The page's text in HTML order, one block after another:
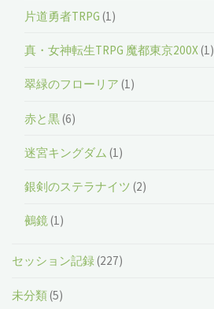
片道勇者TRPG (1)
真・女神転生TRPG 魔都東京200X(1)
翠緑のフローリア (1)
赤と黒(6)
迷宮キングダム (1)
銀剣のステラナイツ (2)
鵺鏡(1)
セッション記録(227)
未分類(5)